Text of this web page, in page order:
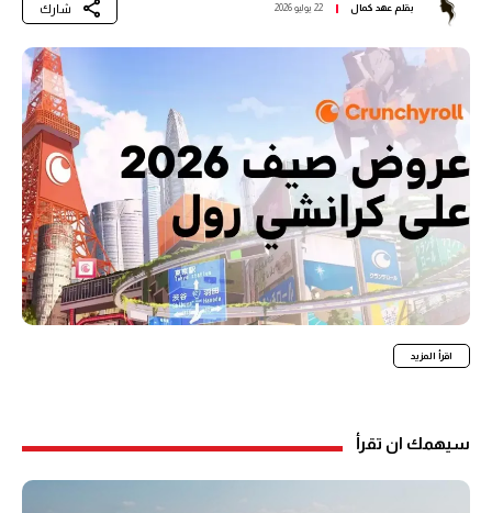
بقلمعهد كمال 22 يوليو 2026 شارك
اقرأ المزيد
سيهمك ان تقرأ